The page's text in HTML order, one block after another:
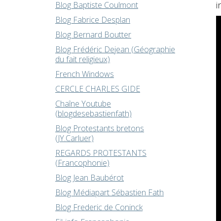
Blog Baptiste Coulmont
Blog Fabrice Desplan
Blog Bernard Boutter
Blog Frédéric Dejean (Géographie
du fait religieux)
French Windows
CERCLE CHARLES GIDE
Chaîne Youtube
(blogdesebastienfath)
Blog Protestants bretons
(JY.Carluer)
REGARDS PROTESTANTS
(Francophonie)
Blog Jean Baubérot
Blog Médiapart Sébastien Fath
Blog Frederic de Coninck